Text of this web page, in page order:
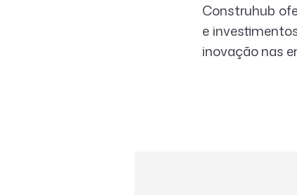
Construhub
e
inovação nas